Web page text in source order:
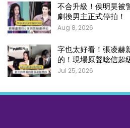
不合升級！侯明昊被
劇換男主正式停拍！
Aug 8, 2026
字也太好看！張凌赫
的！現場原聲唸信超
Jul 25, 2026